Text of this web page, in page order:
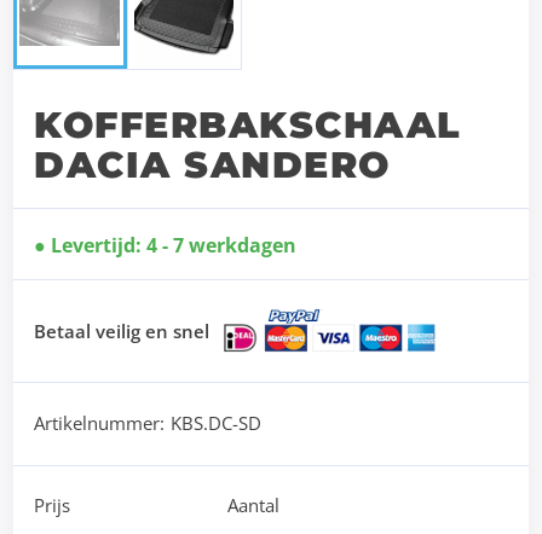
KOFFERBAKSCHAAL
DACIA SANDERO
Levertijd: 4 - 7 werkdagen
Betaal veilig en snel
Artikelnummer: KBS.DC-SD
Prijs
Aantal